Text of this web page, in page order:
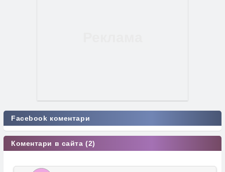
Facebook коментари
Коментари в сайта (2)